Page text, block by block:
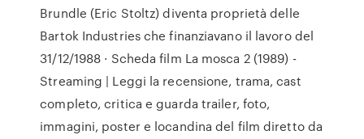
Brundle (Eric Stoltz) diventa proprietà delle
Bartok Industries che finanziavano il lavoro del
31/12/1988 · Scheda film La mosca 2 (1989) -
Streaming | Leggi la recensione, trama, cast
completo, critica e guarda trailer, foto,
immagini, poster e locandina del film diretto da